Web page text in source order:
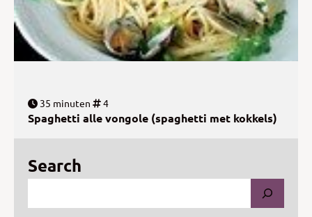
35 minuten 4
Spaghetti alle vongole (spaghetti met kokkels)
Search